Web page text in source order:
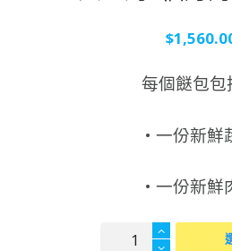
$
每個餸包包
• 一份新鮮
• 一份新鮮